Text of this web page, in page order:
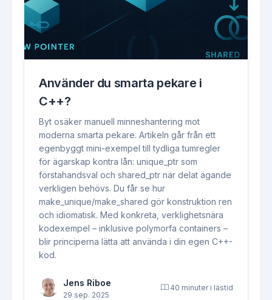
Använder du smarta pekare i
C++?
Byt osäker manuell minneshantering mot
moderna smarta pekare. Artikeln går från ett
egenbyggt mini-exempel till tydliga tumregler
för ägarskap kontra lån: unique_ptr som
förstahandsval och shared_ptr när delat ägande
verkligen behövs. Du får se hur
make_unique/make_shared gör konstruktion ren
och idiomatisk. Med konkreta, verklighetsnära
kodexempel – inklusive polymorfa containers –
blir principerna lätta att använda i din egen C++-
kod.
Jens Riboe
29 sep. 2025
40 minuter i lästid